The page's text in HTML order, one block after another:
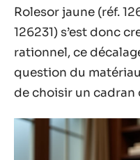
Rolesor jaune (réf.
126231) s’est donc
rationnel, ce
question du
de choisir un cadran